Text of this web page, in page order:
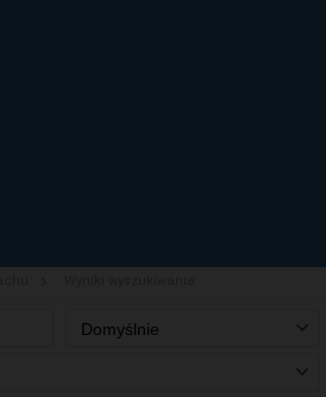
Domyślnie